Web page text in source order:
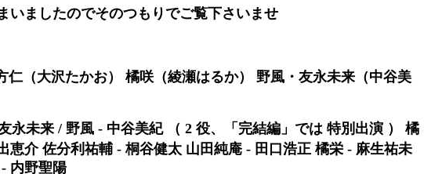
いましたのでそのつもりでご覧下さいませ
仁（大沢たかお） 橘咲（綾瀬はるか） 野風・友永未来（中谷美
永未来 / 野風 - 中谷美紀 （ 2 役、「完結編」では 特別出演 ） 橘
恵介 佐分利祐輔 - 桐谷健太 山田純庵 - 田口浩正 橘栄 - 麻生祐未
内野聖陽